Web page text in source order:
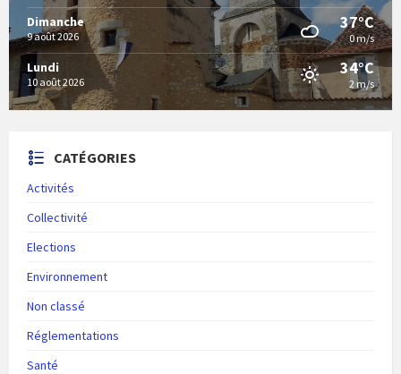
Dimanche
9 août 2026
37°C
0 m/s
Lundi
10 août 2026
34°C
2 m/s
CATÉGORIES
Activités
Collectivité
Elections
Environnement
Non classé
Réglementations
Santé